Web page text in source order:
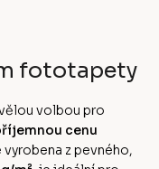
fototapety
volbou pro
cenu
z pevného,